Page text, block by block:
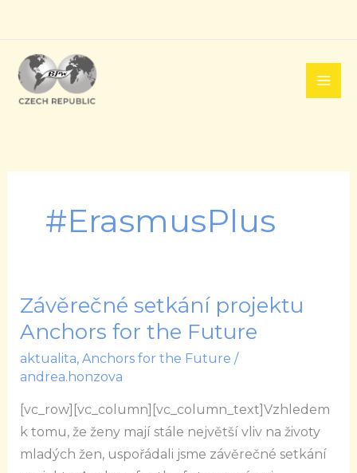
obsah
#ErasmusPlus
Závěrečné setkání projektu
Anchors for the Future
aktualita, Anchors for the Future /
andrea.honzova
[vc_row][vc_column][vc_column_text]Vzhledem
k tomu, že ženy mají stále největší vliv na životy
mladých žen, uspořádali jsme závěrečné setkání
Závěrečné
setkání
Anchors
the
Future